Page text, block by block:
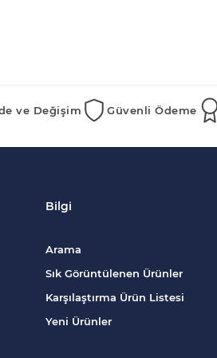
ve Değişim Güvenli Ödeme
Bilgi
Arama
Sık Görüntülenen Ürünler
Karşılaştırma Ürün Listesi
Yeni Ürünler